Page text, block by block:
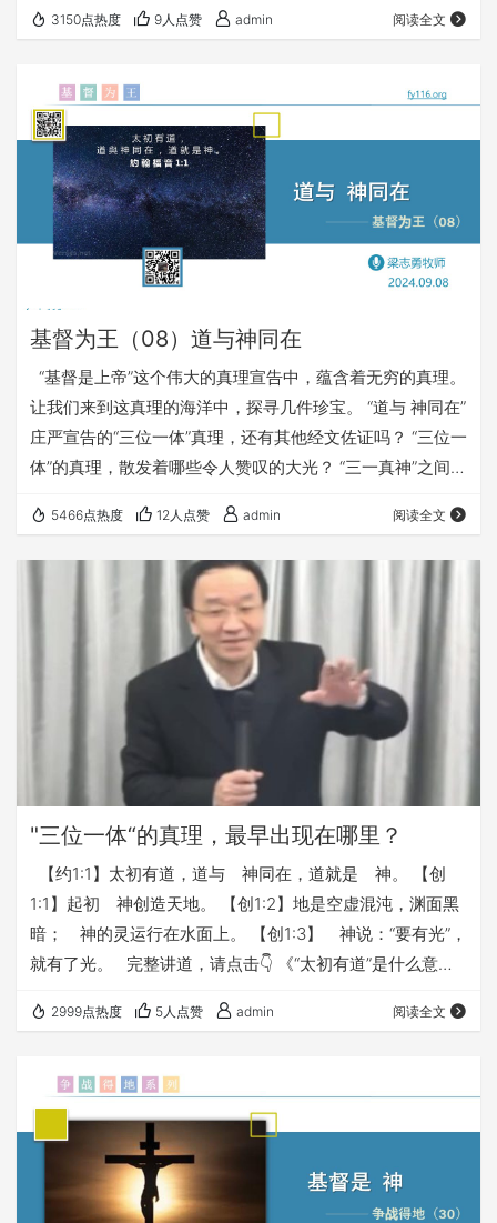
的链接发给他，在浏览器里打开）：
温之前的信息： 《基督徒的家庭观》 ⚠️⚠️⚠️ 注意 ⚠️⚠️⚠️
因为微信会有…
3150点热度 9人点赞 admin 阅读全文
基督为王（08）道与神同在
“基督是上帝”这个伟大的真理宣告中，蕴含着无穷的真理。
让我们来到这真理的海洋中，探寻几件珍宝。 “道与 神同在”
庄严宣告的“三位一体”真理，还有其他经文佐证吗？ “三位一
体”的真理，散发着哪些令人赞叹的大光？ “三一真神”之间的
道，更多地临到每一个认真聆听的灵魂。 欢迎您收听：
《道与 神同在》 https://fuyin116.com/5uht 您也可以点击
下面的链接，重温之前的信息： 《基督为王》 ⚠️⚠️…
5466点热度 12人点赞 admin 阅读全文
"三位一体“的真理，最早出现在哪里？
【约1:1】太初有道，道与 神同在，道就是 神。 【创
1:1】起初 神创造天地。 【创1:2】地是空虚混沌，渊面黑
暗； 神的灵运行在水面上。 【创1:3】 神说：“要有光”，
就有了光。 完整讲道，请点击👇 《“太初有道”是什么意
2999点热度 5人点赞 admin 阅读全文